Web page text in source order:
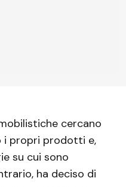
cercano
i propri prodotti e,
su cui sono
ha deciso di